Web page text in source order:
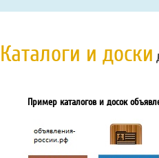
Каталоги и доски
Пример каталогов и досок